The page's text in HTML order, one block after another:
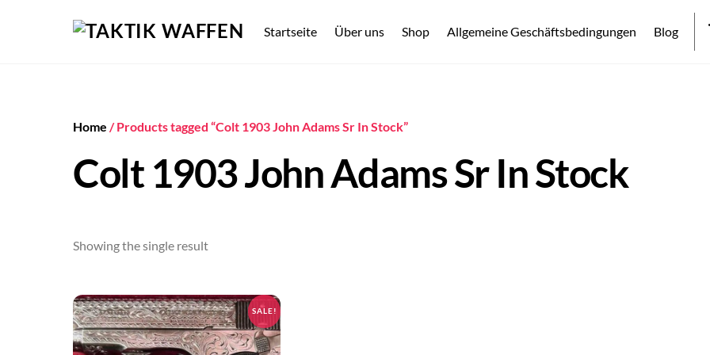
Startseite Über uns Shop Allgemeine Geschäftsbedingungen Blog
Home / Products tagged “Colt 1903 John Adams Sr In Stock”
Colt 1903 John Adams Sr In Stock
Showing the single result
SALE!